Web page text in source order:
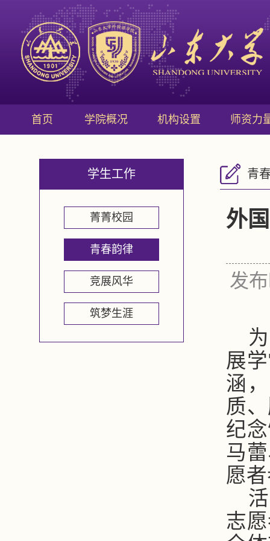
首页 学院概况 机构设置 师资力
学生工作
菁菁校园
青春韵律
竞展风华
筑梦生涯
青
外
发
展
涵
质
纪
马
愿
志